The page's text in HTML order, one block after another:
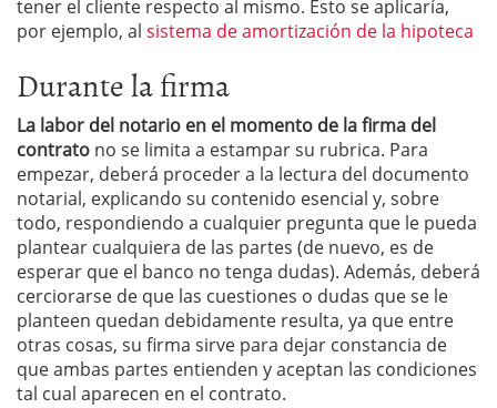
tener el cliente respecto al mismo. Esto se aplicaría,
por ejemplo, al sistema de amortización de la hipoteca
Durante la firma
La labor del notario en el momento de la firma del
contrato no se limita a estampar su rubrica. Para
empezar, deberá proceder a la lectura del documento
notarial, explicando su contenido esencial y, sobre
todo, respondiendo a cualquier pregunta que le pueda
plantear cualquiera de las partes (de nuevo, es de
esperar que el banco no tenga dudas). Además, deberá
cerciorarse de que las cuestiones o dudas que se le
planteen quedan debidamente resulta, ya que entre
otras cosas, su firma sirve para dejar constancia de
que ambas partes entienden y aceptan las condiciones
tal cual aparecen en el contrato.